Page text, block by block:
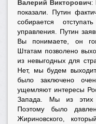
Валерий Викторович:
показали. Путин
собирается
управления. Путин
Вы понимаете, он
Штатам позволено
из невыгодных для
Нет, мы будем
было заключено
ущемляют интересы
Запада. Мы из этих
Поэтому было
Жириновского,